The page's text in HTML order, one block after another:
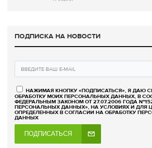
ПОДПИСКА НА НОВОСТИ
НАЖИМАЯ КНОПКУ «ПОДПИСАТЬСЯ», Я ДАЮ
ОБРАБОТКУ МОИХ ПЕРСОНАЛЬНЫХ ДАННЫХ, В
ФЕДЕРАЛЬНЫМ ЗАКОНОМ ОТ 27.07.2006 ГОДА
ПЕРСОНАЛЬНЫХ ДАННЫХ», НА УСЛОВИЯХ И ДЛЯ
ОПРЕДЕЛЕННЫХ В СОГЛАСИИ НА ОБРАБОТКУ
ДАННЫХ
ПОДПИСАТЬСЯ